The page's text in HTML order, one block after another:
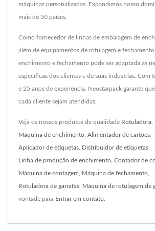
máquinas personalizadas. Expandimos nosso
mais de 50 países.
Como fornecedor de linhas de embalagem de
além de equipamentos de rotulagem e
enchimento e fechamento pode ser adaptada às
específicas dos clientes e de suas indústrias. Com
e 25 anos de experiência, Neostarpack garante
cada cliente sejam atendidas.
Veja os nossos produtos de qualidade Rotuladora
Máquina de enchimento Alimentador de cartões
Aplicador de etiquetas Distribuidor de etiquetas
Linha de produção de enchimento Contador de
Máquina de contagem Máquina de fechamento
Rotuladora de garrafas Máquina de rotulagem de
vontade para Entrar em contato